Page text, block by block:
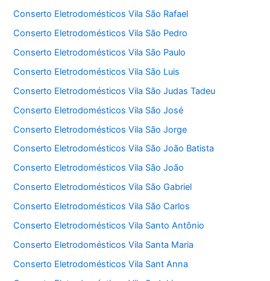
Conserto Eletrodomésticos Vila São Rafael
Conserto Eletrodomésticos Vila São Pedro
Conserto Eletrodomésticos Vila São Paulo
Conserto Eletrodomésticos Vila São Luis
Conserto Eletrodomésticos Vila São Judas Tadeu
Conserto Eletrodomésticos Vila São José
Conserto Eletrodomésticos Vila São Jorge
Conserto Eletrodomésticos Vila São João Batista
Conserto Eletrodomésticos Vila São João
Conserto Eletrodomésticos Vila São Gabriel
Conserto Eletrodomésticos Vila São Carlos
Conserto Eletrodomésticos Vila Santo Antônio
Conserto Eletrodomésticos Vila Santa Maria
Conserto Eletrodomésticos Vila Sant Anna